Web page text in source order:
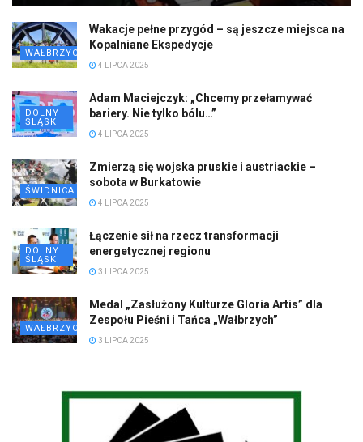
WAŁBRZYCH
Wakacje pełne przygód – są jeszcze miejsca na
Kopalniane Ekspedycje
4 LIPCA 2025
DOLNY
ŚLĄSK
Adam Maciejczyk: „Chcemy przełamywać
bariery. Nie tylko bólu…”
4 LIPCA 2025
ŚWIDNICA
Zmierzą się wojska pruskie i austriackie –
sobota w Burkatowie
4 LIPCA 2025
DOLNY
ŚLĄSK
Łączenie sił na rzecz transformacji
energetycznej regionu
3 LIPCA 2025
WAŁBRZYCH
Medal „Zasłużony Kulturze Gloria Artis” dla
Zespołu Pieśni i Tańca „Wałbrzych”
3 LIPCA 2025